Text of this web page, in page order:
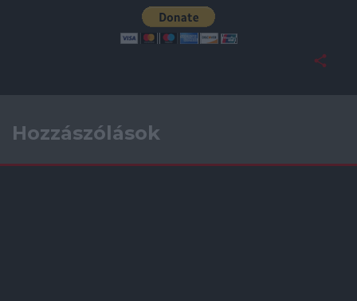
Hozzászólások